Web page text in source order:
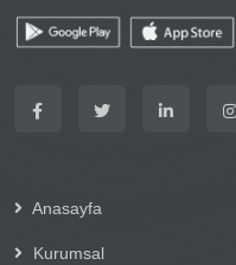
Anasayfa
Kurumsal